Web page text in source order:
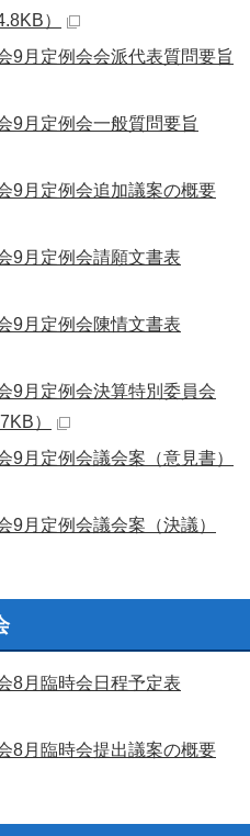
）
9月定例会会派代表質問要旨
9月定例会一般質問要旨
9月定例会追加議案の概要
9月定例会請願文書表
9月定例会陳情文書表
9月定例会決算特別委員会
）
9月定例会議会案（意見書）
9月定例会議会案（決議）
8月臨時会日程予定表
8月臨時会提出議案の概要